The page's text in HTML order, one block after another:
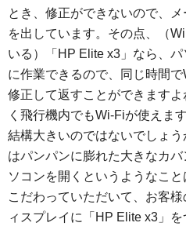
とき、修正ができないので、
を出しています。その点、（
いる）「HP Elite x3」なら、
に作業できるので、同じ時間
修正して返すことができます
く飛行機内でもWi-Fiが使えま
結構大きいのではないでしょ
はパンパンに膨れた大きなカ
ソコンを開くというようなこ
こだわっていただいて、お客
ィスプレイに「HP Elite x3」